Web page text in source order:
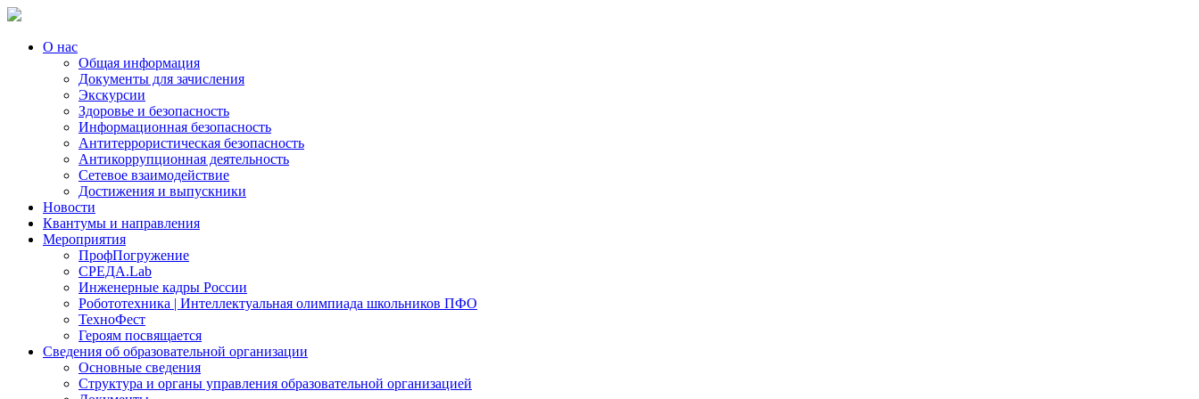
О нас
Общая информация
Документы для зачисления
Экскурсии
Здоровье и безопасность
Информационная безопасность
Антитеррористическая безопасность
Антикоррупционная деятельность
Сетевое взаимодействие
Достижения и выпускники
Новости
Квантумы и направления
Мероприятия
ПрофПогружение
СРЕДА.Lab
Инженерные кадры России
Робототехника | Интеллектуальная олимпиада школьников ПФО
ТехноФест
Героям посвящается
Сведения об образовательной организации
Основные сведения
Структура и органы управления образовательной организацией